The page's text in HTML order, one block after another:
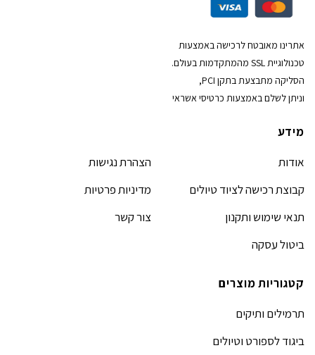
אתרינו מאובטח לרכישה באמצעות
טכנולוגיית SSL מהמתקדמות בעולם.
הסליקה מתבצעת בתקן PCI,
וניתן לשלם באמצעות כרטיסי אשראי
מידע
אודות
קבוצת רכישה לציוד טיולים
תנאי שימוש ותקנון
ביטול עסקה
הצהרת נגישות
מדיניות פרטיות
צור קשר
קטגוריות מוצרים
תרמילים ותיקים
ביגוד לספורט וטיולים